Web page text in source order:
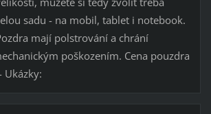
sadu - na mobil, tablet i notebook.
mají polstrování a chrání
poškozením. Cena pouzdra
Ukázky: